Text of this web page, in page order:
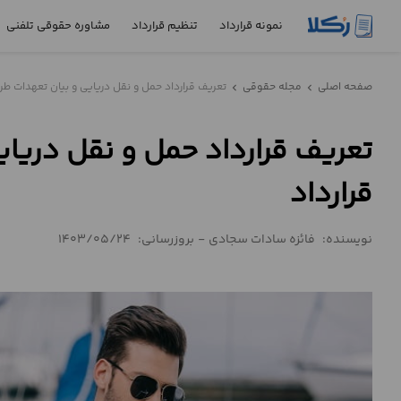
نمونه قرارداد تنظیم قرارداد مشاوره حقوقی تلفنی
قرارداد
تنظیم
حقوقی
صفحه اصلی chevron_left مجله حقوقی chevron_left تعریف قرارداد حمل و نقل دریایی و بیان تعهدات
تعریف قرارداد حمل و نقل
قرارداد
نویسنده: فائزه سادات سجادی - بروزرسانی: 1403/05/24